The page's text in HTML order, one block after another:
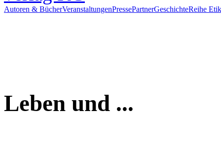
Autoren & BücherVeranstaltungenPressePartnerGeschichteReihe
Leben und ...